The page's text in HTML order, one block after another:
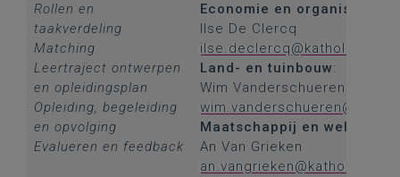
Rollen en
taakverdeling
Matching
Leertraject ontwerpen
en opleidingsplan
Opleiding, begeleiding
en opvolging
Evalueren en feedback
Economie en organisatie
Ilse De Clercq
Land- en tuinbouw:
Wim Vanderschueren
Maatschappij en welzijn
An Van Grieken